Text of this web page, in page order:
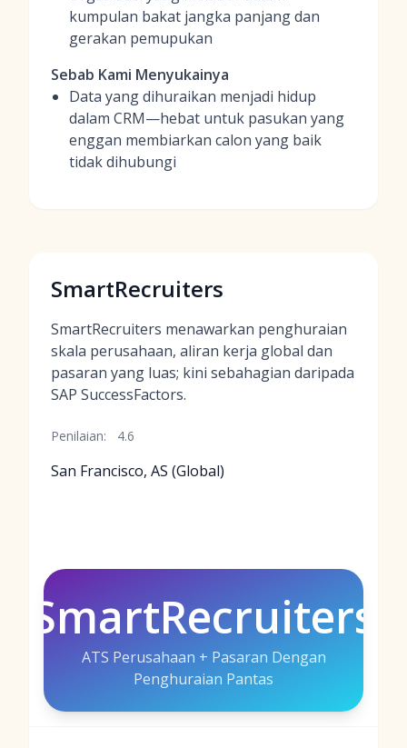
kumpulan bakat jangka panjang dan
gerakan pemupukan
Sebab Kami Menyukainya
Data yang dihuraikan menjadi hidup
dalam CRM—hebat untuk pasukan yang
enggan membiarkan calon yang baik
tidak dihubungi
SmartRecruiters
SmartRecruiters menawarkan penghuraian
skala perusahaan, aliran kerja global dan
pasaran yang luas; kini sebahagian daripada
SAP SuccessFactors.
Penilaian: 4.6
San Francisco, AS (Global)
SmartRecruiters
ATS Perusahaan + Pasaran Dengan
Penghuraian Pantas